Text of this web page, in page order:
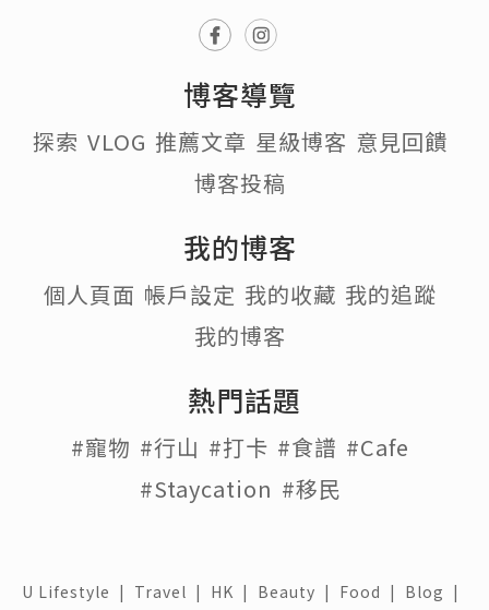
博客導覽
探索 VLOG 推薦文章 星級博客 意見回饋
博客投稿
我的博客
個人頁面 帳戶設定 我的收藏 我的追蹤
我的博客
熱門話題
#寵物 #行山 #打卡 #食譜 #Cafe
#Staycation #移民
U Lifestyle | Travel | HK | Beauty | Food | Blog |